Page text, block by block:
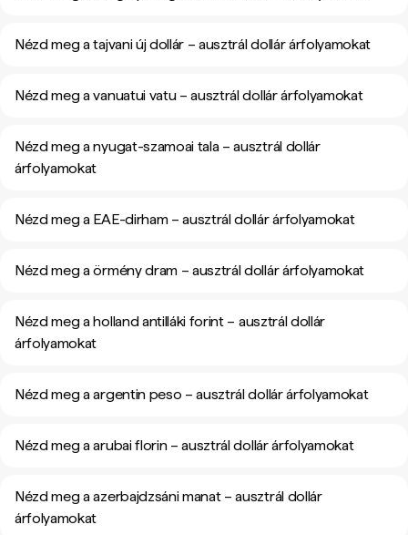
Nézd meg a tajvani új dollár – ausztrál dollár árfolyamokat
Nézd meg a vanuatui vatu – ausztrál dollár árfolyamokat
Nézd meg a nyugat-szamoai tala – ausztrál dollár
árfolyamokat
Nézd meg a EAE-dirham – ausztrál dollár árfolyamokat
Nézd meg a örmény dram – ausztrál dollár árfolyamokat
Nézd meg a holland antilláki forint – ausztrál dollár
árfolyamokat
Nézd meg a argentin peso – ausztrál dollár árfolyamokat
Nézd meg a arubai florin – ausztrál dollár árfolyamokat
Nézd meg a azerbajdzsáni manat – ausztrál dollár
árfolyamokat